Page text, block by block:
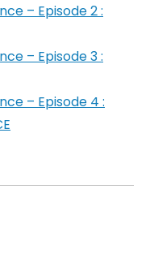
– Episode 2 :
– Episode 3 :
– Episode 4 :